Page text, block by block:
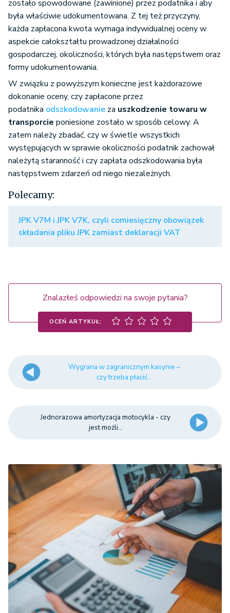
zostało spowodowane (zawinione) przez podatnika i aby
była właściwie udokumentowana. Z tej też przyczyny,
każda zapłacona kwota wymaga indywidualnej oceny w
aspekcie całokształtu prowadzonej działalności
gospodarczej, okoliczności, których była następstwem oraz
formy udokumentowania.
W związku z powyższym konieczne jest każdorazowe
dokonanie oceny, czy zapłacone przez
podatnika odszkodowanie za uszkodzenie towaru w
transporcie poniesione zostało w sposób celowy. A
zatem należy zbadać, czy w świetle wszystkich
występujących w sprawie okoliczności podatnik zachował
należytą staranność i czy zapłata odszkodowania była
następstwem zdarzeń od niego niezależnych.
Polecamy:
JPK V7M i JPK V7K, czyli comiesięczny obowiązek
składania pliku JPK zamiast deklaracji VAT
Znalazłeś odpowiedzi na swoje pytania?
OCEŃ ARTYKUŁ:
Wygrana w zagranicznym kasynie –
czy trzeba płacić...
Jednorazowa amortyzacja motocykla - czy
jest możli...